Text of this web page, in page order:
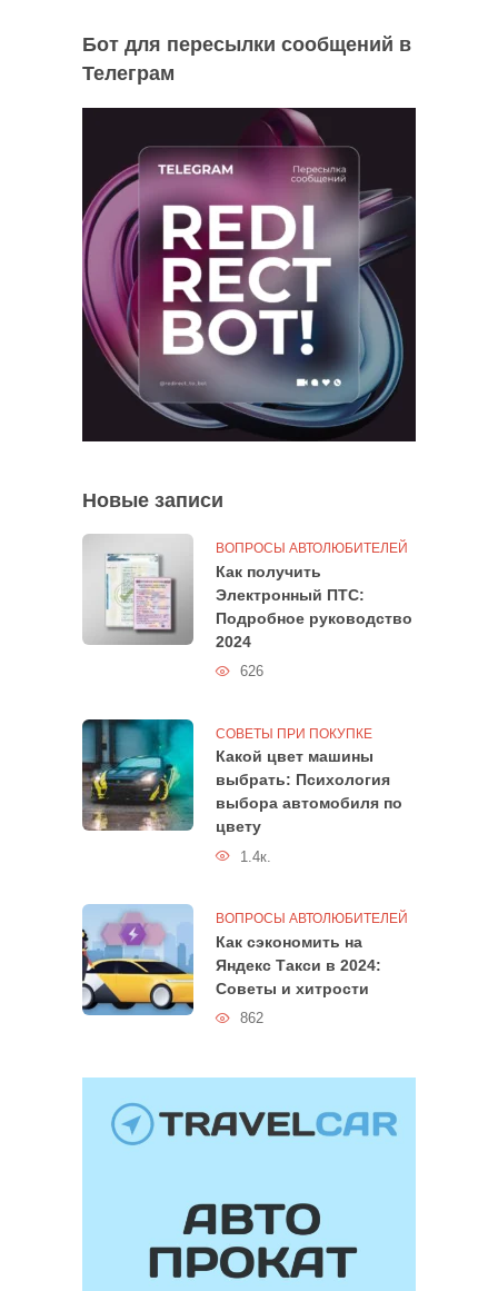
Бот для пересылки сообщений в
Телеграм
Новые записи
ВОПРОСЫ АВТОЛЮБИТЕЛЕЙ
Как получить
Электронный ПТС:
Подробное руководство
2024
626
СОВЕТЫ ПРИ ПОКУПКЕ
Какой цвет машины
выбрать: Психология
выбора автомобиля по
цвету
1.4к.
ВОПРОСЫ АВТОЛЮБИТЕЛЕЙ
Как сэкономить на
Яндекс Такси в 2024:
Советы и хитрости
862